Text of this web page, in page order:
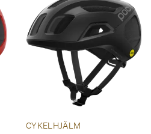
CYKELHJÄLM